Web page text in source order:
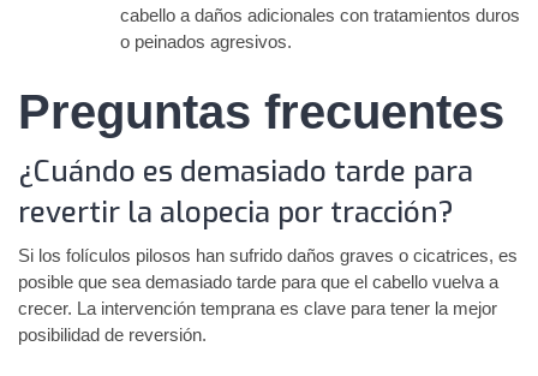
cabello a daños adicionales con tratamientos duros
o peinados agresivos.
Preguntas frecuentes
¿Cuándo es demasiado tarde para
revertir la alopecia por tracción?
Si los folículos pilosos han sufrido daños graves o cicatrices, es
posible que sea demasiado tarde para que el cabello vuelva a
crecer. La intervención temprana es clave para tener la mejor
posibilidad de reversión.